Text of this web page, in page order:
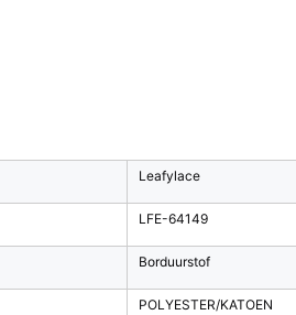
Leafylace
LFE-64149
Borduurstof
POLYESTER/KATOEN